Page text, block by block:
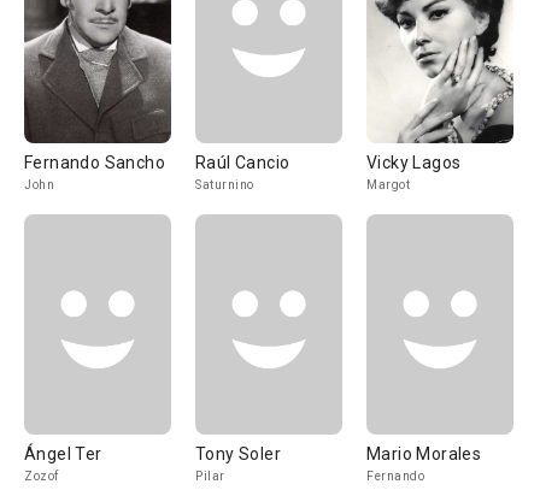
Fernando Sancho
John
Raúl Cancio
Saturnino
Vicky Lagos
Margot
Ángel Ter
Zozof
Tony Soler
Pilar
Mario Morales
Fernando